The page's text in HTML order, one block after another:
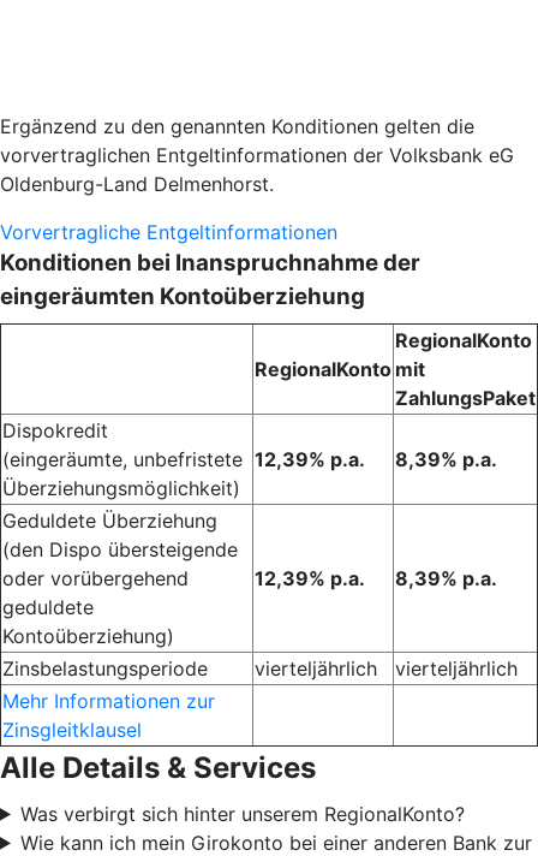
Ergänzend zu den genannten Konditionen gelten die
vorvertraglichen Entgeltinformationen der Volksbank eG
Oldenburg-Land Delmenhorst.
Vorvertragliche Entgeltinformationen
Konditionen bei Inanspruchnahme der
eingeräumten Kontoüberziehung
RegionalKonto
RegionalKonto
mit
ZahlungsPaket
Dispokredit
(eingeräumte, unbefristete
Überziehungsmöglichkeit)
12,39% p.a. 8,39% p.a.
Geduldete Überziehung
(den Dispo übersteigende
oder vorübergehend
geduldete
Kontoüberziehung)
12,39% p.a. 8,39% p.a.
Zinsbelastungsperiode vierteljährlich
vierteljährlich
Mehr Informationen zur
Zinsgleitklausel
Alle Details & Services
Was verbirgt sich hinter unserem RegionalKonto?
Wie kann ich mein Girokonto bei einer anderen Bank zur